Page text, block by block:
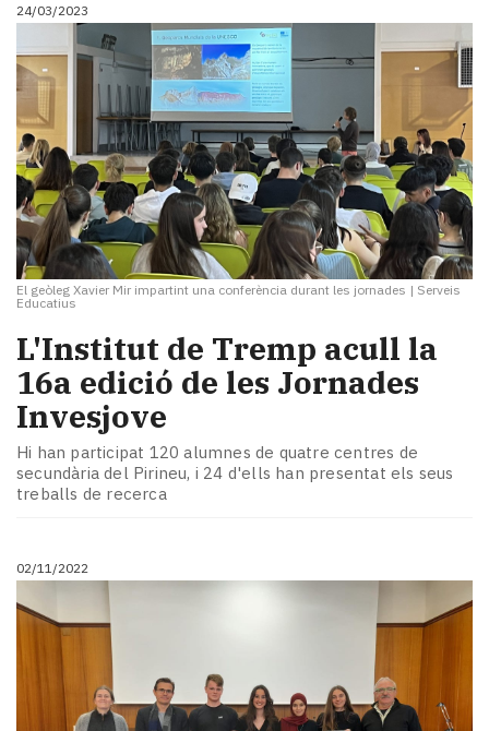
24/03/2023
El geòleg Xavier Mir impartint una conferència durant les jornades | Serveis
Educatius
L'Institut de Tremp acull la
16a edició de les Jornades
Invesjove
Hi han participat 120 alumnes de quatre centres de
secundària del Pirineu, i 24 d'ells han presentat els seus
treballs de recerca
02/11/2022